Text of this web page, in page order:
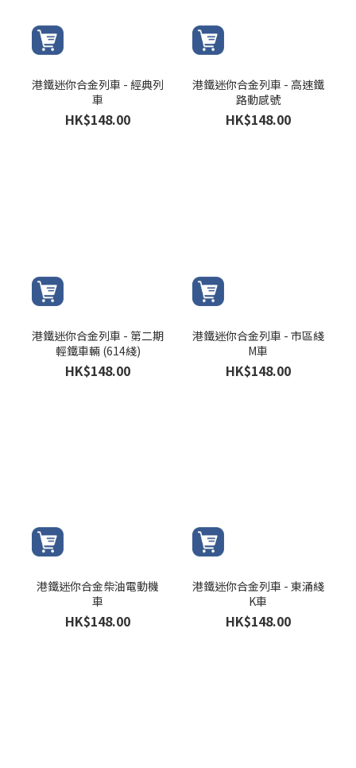
港鐵迷你合金列車 - 經典列
車
HK$148.00
港鐵迷你合金列車 - 高速鐵
路動感號
HK$148.00
港鐵迷你合金列車 - 第二期
輕鐵車輛 (614綫)
HK$148.00
港鐵迷你合金列車 - 市區綫
M車
HK$148.00
港鐵迷你合金柴油電動機
車
HK$148.00
港鐵迷你合金列車 - 東涌綫
K車
HK$148.00